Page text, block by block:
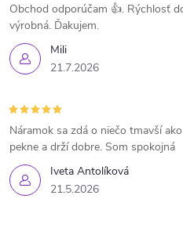
Mili
21.7.2026
Obchod odporúčam 👍. Rýchlosť
výrobná. Ďakujem.
Iveta Antolíková
21.5.2026
Náramok sa zdá o niečo tmavší
pekne a drží dobre. Som spokojná